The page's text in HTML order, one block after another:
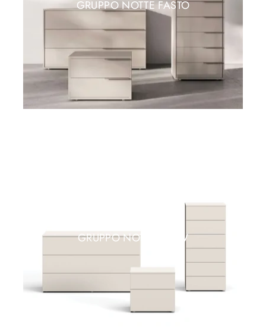
GRUPPO NOTTE FASTO
GRUPPO NOTTE FLOW